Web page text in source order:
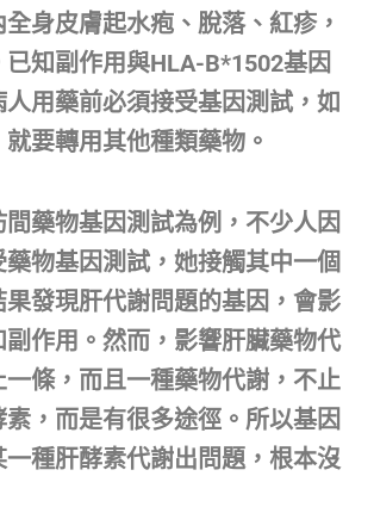
身皮膚起水疱、脫落、紅疹，
知副作用與HLA-B*1502基因
用藥前必須接受基因測試，如
要轉用其他種類藥物。
間藥物基因測試為例，不少人因
物基因測試，她接觸其中一個
發現肝代謝問題的基因，會影
作用。然而，影響肝臟藥物代
條，而且一種藥物代謝，不止
，而是有很多途徑。所以基因
種肝酵素代謝出問題，根本沒